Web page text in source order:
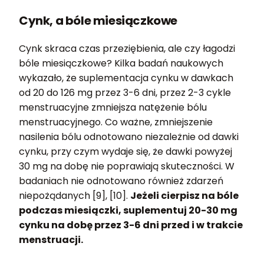
Cynk, a bóle miesiączkowe
Cynk skraca czas przeziębienia, ale czy łagodzi
bóle miesiączkowe? Kilka badań naukowych
wykazało, że suplementacja cynku w dawkach
od 20 do 126 mg przez 3-6 dni, przez 2-3 cykle
menstruacyjne zmniejsza natężenie bólu
menstruacyjnego. Co ważne, zmniejszenie
nasilenia bólu odnotowano niezależnie od dawki
cynku, przy czym wydaje się, że dawki powyżej
30 mg na dobę nie poprawiają skuteczności. W
badaniach nie odnotowano również zdarzeń
niepożądanych [9], [10]. Jeżeli cierpisz na bóle
podczas miesiączki, suplementuj 20-30 mg
cynku na dobę przez 3-6 dni przed i w trakcie
menstruacji.